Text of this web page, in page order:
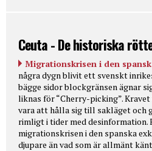
Ceuta - De historiska
Migrationskrisen i den
några dygn blivit ett svenskt
bägge sidor blockgränsen ägnar
liknas för “Cherry-picking”.
vara att hålla sig till sakläget och
rimligt i tider med desinformation.
migrationskrisen i den spanska
djupare än vad som är allmänt